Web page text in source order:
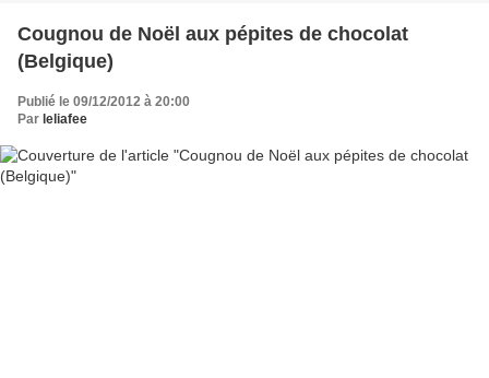
Cougnou de Noël aux pépites de chocolat
(Belgique)
Publié le 09/12/2012 à 20:00
Par leliafee